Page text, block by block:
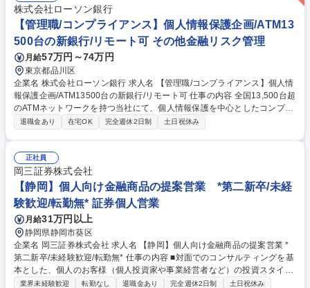
の成長を支えるお仕事です。 (既存:新規＝9:1/担当社数:30～40社) ※業務
内容変更の範囲：当社業務全般 募集職種 福岡【法人営業】初任地確約／
平均残業20-30h/月／既存顧客が9割/正社員
株式会社ローソン銀行
【管理職/コンプライアンス】個人情報保護企画/ATM13
500台の新銀行/リモート可 その他金融リスク管理
月給57万円～74万円
東京都品川区
企業名 株式会社ローソン銀行 求人名 【管理職/コンプライアンス】個人情
報保護企画/ATM13500台の新銀行/リモート可 仕事の内容 全国13,500台超
のATMネットワークを持つ当社にて、個人情報保護を中心としたコンプラ
イアンス業務の戦略立案・推進をお任せします。法律改正対応、研修体系
令等制改定対応■社内研修■個人情報漏えい案件への対応（当局報告を含
む）■安全管理措置のチェック、見直し■文書チェック、景表法チェック、
アームズレングスルールチェック等■新規サービスのコンプライアンス面
から検討■クレジットカード事業の外部委託先の法令遵守チェック、社内
研修、コンプライアンスプログラムの策定 募集職種 【管理職/コンプライ
アンス】個人情報保護企画/ATM13500台の新銀行/リモート可
退職金あり 在宅OK 完全週休2日制 土日祝休み
正社員
岡三証券株式会社
【静岡】個人向け金融商品の提案営業 *第二新卒/未経
験歓迎/転勤無* 証券個人営業
月給31万円以上
静岡県静岡市葵区
企業名 岡三証券株式会社 求人名 【静岡】個人向け金融商品の提案営業 *
第二新卒/未経験歓迎/転勤無* 仕事の内容 ■対面でのコンサルティングを基
本とした、個人のお客様（個人投資家や事業経営者など）の投資スタイル
やライフプラン、多様なニーズにあわせた、最適な資産形成・運用のため
業界未経験歓迎 転勤なし 退職金あり 完全週休2日制 土日祝休み